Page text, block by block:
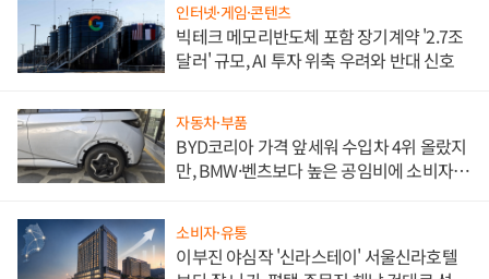
인터넷·게임·콘텐츠
빅테크 메모리반도체 포함 장기계약 '2.7조
달러' 규모, AI 투자 위축 우려와 반대 신호
자동차·부품
BYD코리아 가격 앞세워 수입차 4위 올랐지
만, BMW·벤츠보다 높은 공임비에 소비자
소비자·유통
이부진 야심작 '신라스테이' 서울신라호텔